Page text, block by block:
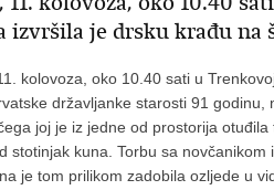
izvršila je drsku krađu
kolovoza, oko 10.40 sati u
državljanke starosti 91 godinu,
joj je iz jedne od prostorija
stotinjak kuna. Torbu sa
je tom prilikom zadobila ozljede u